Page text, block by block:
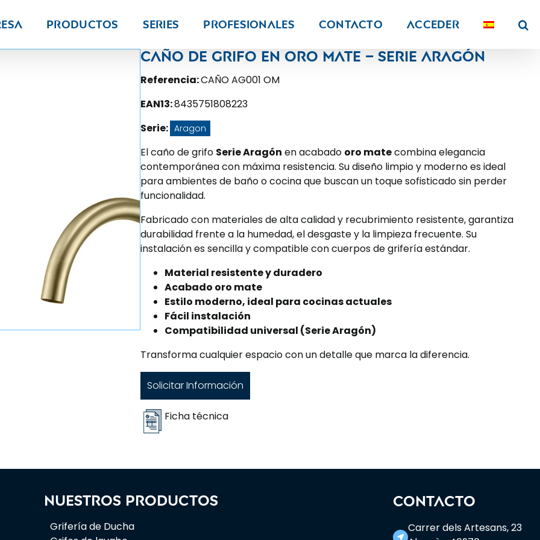
Productos Series PROFESIONALES Contacto Acceder
Caño de grifo en oro mate – Serie Aragón
Referencia:CAÑO AG001 OM
EAN13:8435751808223
Serie: Aragon
El caño de grifo Serie Aragón en acabado oro matecombina elegancia
contemporánea con máxima resistencia. Su diseño limpio y moderno es ideal
para ambientes de baño o cocina que buscan un toque sofisticado sin perder
funcionalidad.
Fabricado con materiales de alta calidad y recubrimiento resistente, garantiza
durabilidad frente a la humedad, el desgaste y la limpieza frecuente. Su
instalación es sencilla y compatible con cuerpos de grifería estándar.
Material resistente y duradero
Acabado oro mate
Estilo moderno, ideal para cocinas actuales
Fácil instalación
Compatibilidad universal (Serie Aragón)
Transforma cualquier espacio con un detalle que marca la diferencia.
Solicitar Información
Ficha técnica
Nuestros productos
Grifería de Ducha
CONTACTO
near_me
Carrer dels Artesans, 23